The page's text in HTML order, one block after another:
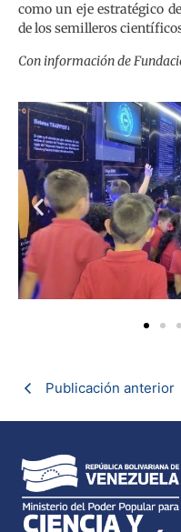
como un eje estratégico
de los semilleros
Con información de
Publicación anterior